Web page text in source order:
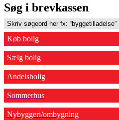
Søg i brevkassen
Køb bolig
Sælg bolig
Andelsbolig
Sommerhus
Nybyggeri/ombygning